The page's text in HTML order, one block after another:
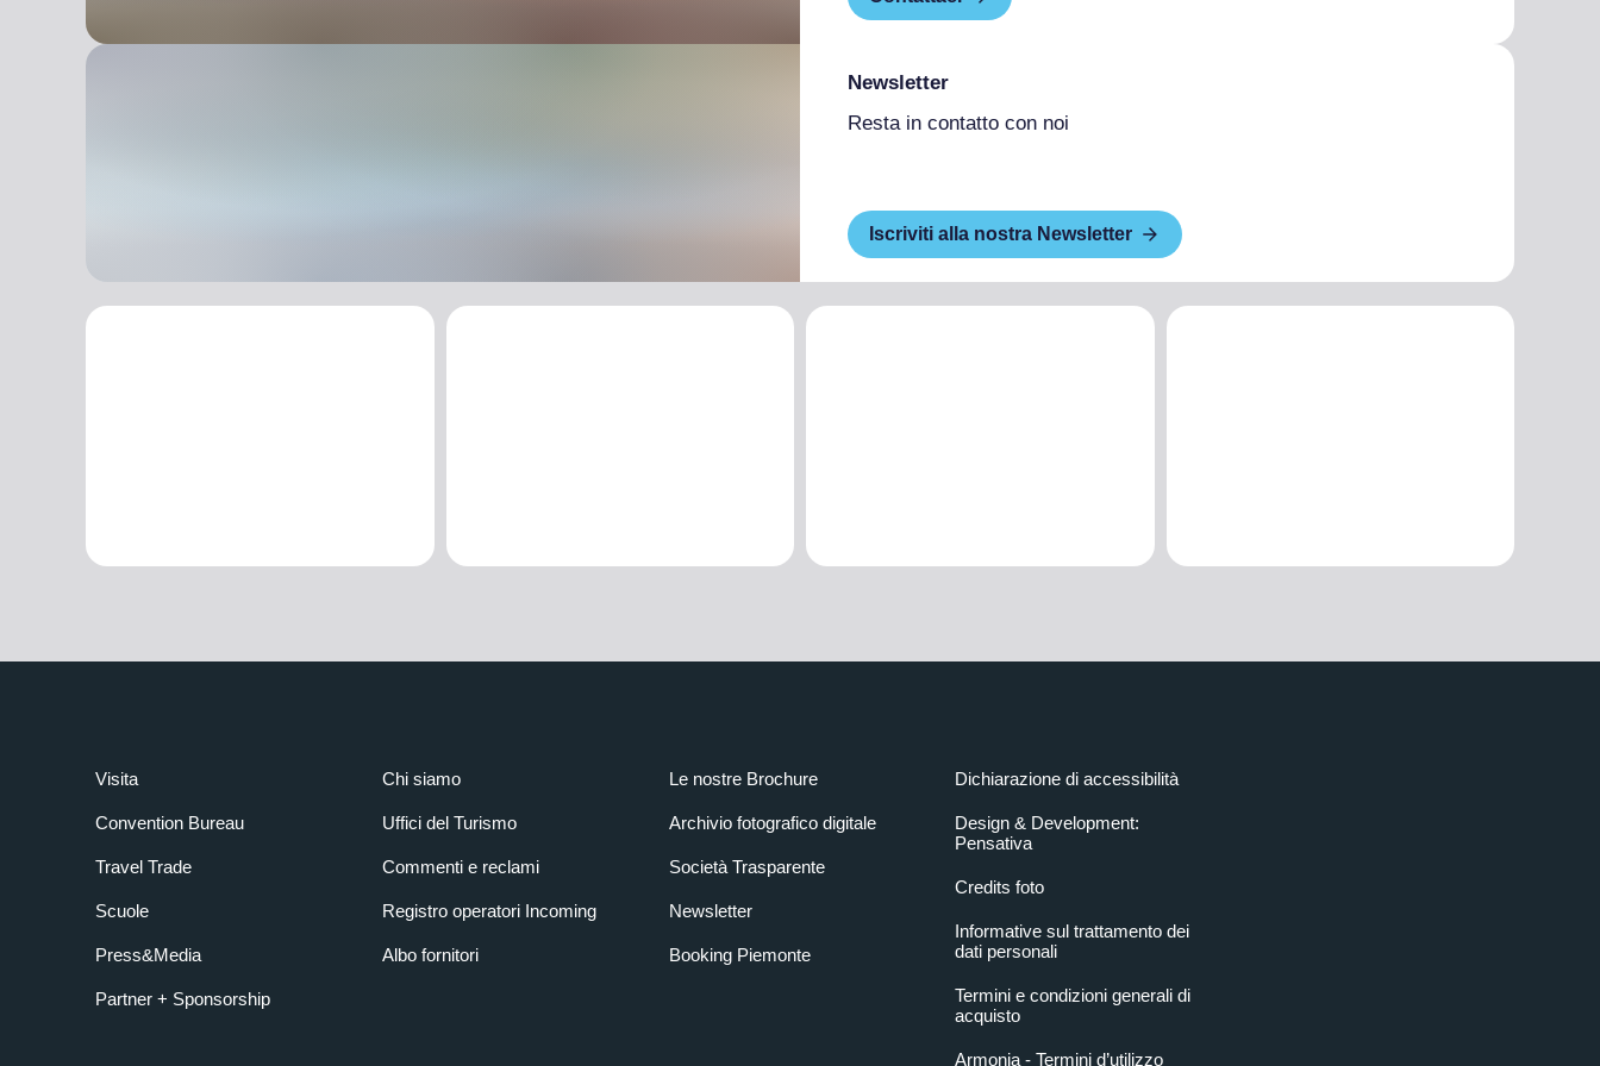
Newsletter
Resta in contatto con noi
Iscriviti alla nostra Newsletter
Visita
Convention Bureau
Travel Trade
Scuole
Press&Media
Partner + Sponsorship
Chi siamo
Uffici del Turismo
Commenti e reclami
Registro operatori Incoming
Albo fornitori
Le nostre Brochure
Archivio fotografico digitale
Società Trasparente
Newsletter
Booking Piemonte
Dichiarazione di accessibilità
Design & Development:
Pensativa
Credits foto
Informative sul trattamento dei
dati personali
Termini e condizioni generali di
acquisto
Armonia - Termini d’utilizzo